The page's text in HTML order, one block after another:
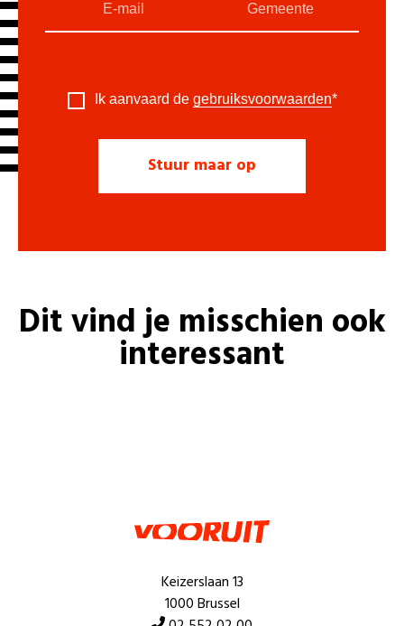
Ik aanvaard de gebruiksvoorwaarden*
Dit vind je misschien ook
interessant
Keizerslaan 13
1000 Brussel